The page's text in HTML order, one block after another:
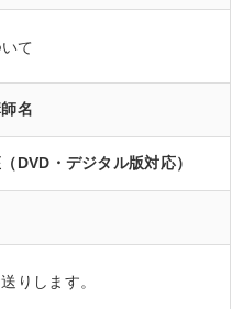
て
名
DVD・デジタル版対応）
りします。